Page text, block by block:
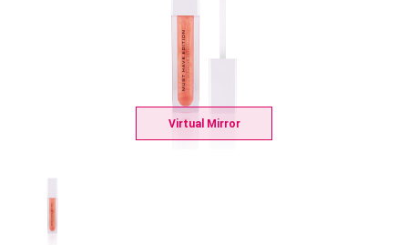
Virtual Mirror